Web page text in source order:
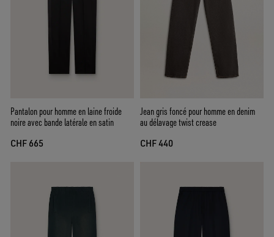
Pantalon pour homme en laine froide
noire avec bande latérale en satin
CHF 665
Jean gris foncé pour homme en denim
au délavage twist crease
CHF 440